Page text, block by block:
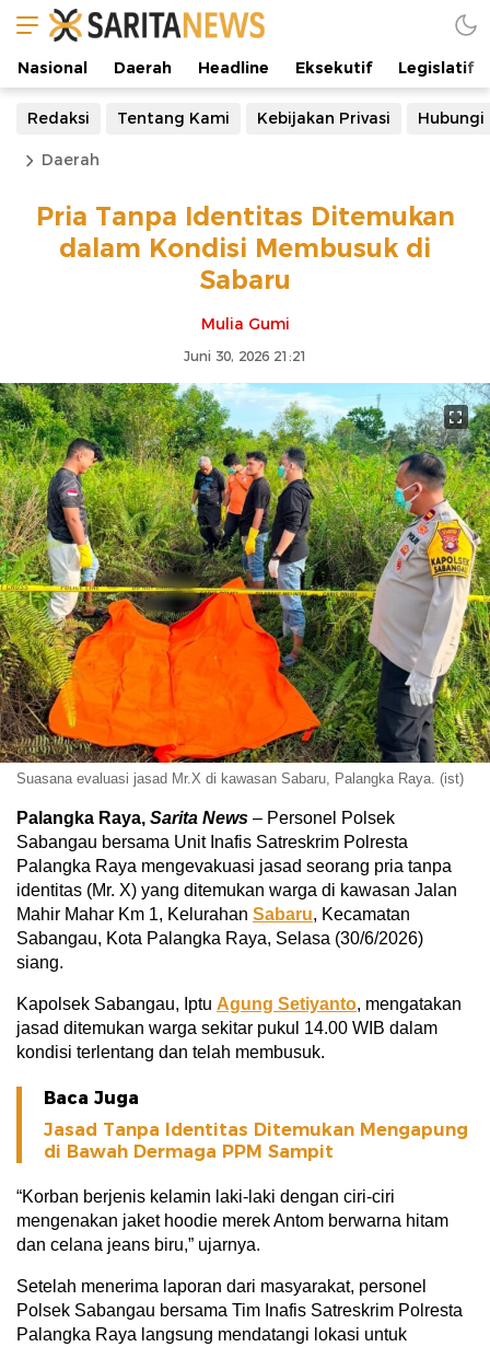
Nasional Daerah Headline Eksekutif Legislatif
Redaksi Tentang Kami Kebijakan Privasi Hubungi
Daerah
Pria Tanpa Identitas Ditemukan
dalam Kondisi Membusuk di
Sabaru
Mulia Gumi
Juni 30, 2026 21:21
Suasana evaluasi jasad Mr.X di kawasan Sabaru, Palangka Raya. (ist)
Palangka Raya, Sarita News – Personel Polsek
Sabangau bersama Unit Inafis Satreskrim Polresta
Palangka Raya mengevakuasi jasad seorang pria tanpa
identitas (Mr. X) yang ditemukan warga di kawasan Jalan
Mahir Mahar Km 1, Kelurahan Sabaru, Kecamatan
Sabangau, Kota Palangka Raya, Selasa (30/6/2026)
siang.
Kapolsek Sabangau, Iptu Agung Setiyanto, mengatakan
jasad ditemukan warga sekitar pukul 14.00 WIB dalam
kondisi terlentang dan telah membusuk.
Baca Juga
Jasad Tanpa Identitas Ditemukan Mengapung
di Bawah Dermaga PPM Sampit
“Korban berjenis kelamin laki-laki dengan ciri-ciri
mengenakan jaket hoodie merek Antom berwarna hitam
dan celana jeans biru,” ujarnya.
Setelah menerima laporan dari masyarakat, personel
Polsek Sabangau bersama Tim Inafis Satreskrim Polresta
Palangka Raya langsung mendatangi lokasi untuk